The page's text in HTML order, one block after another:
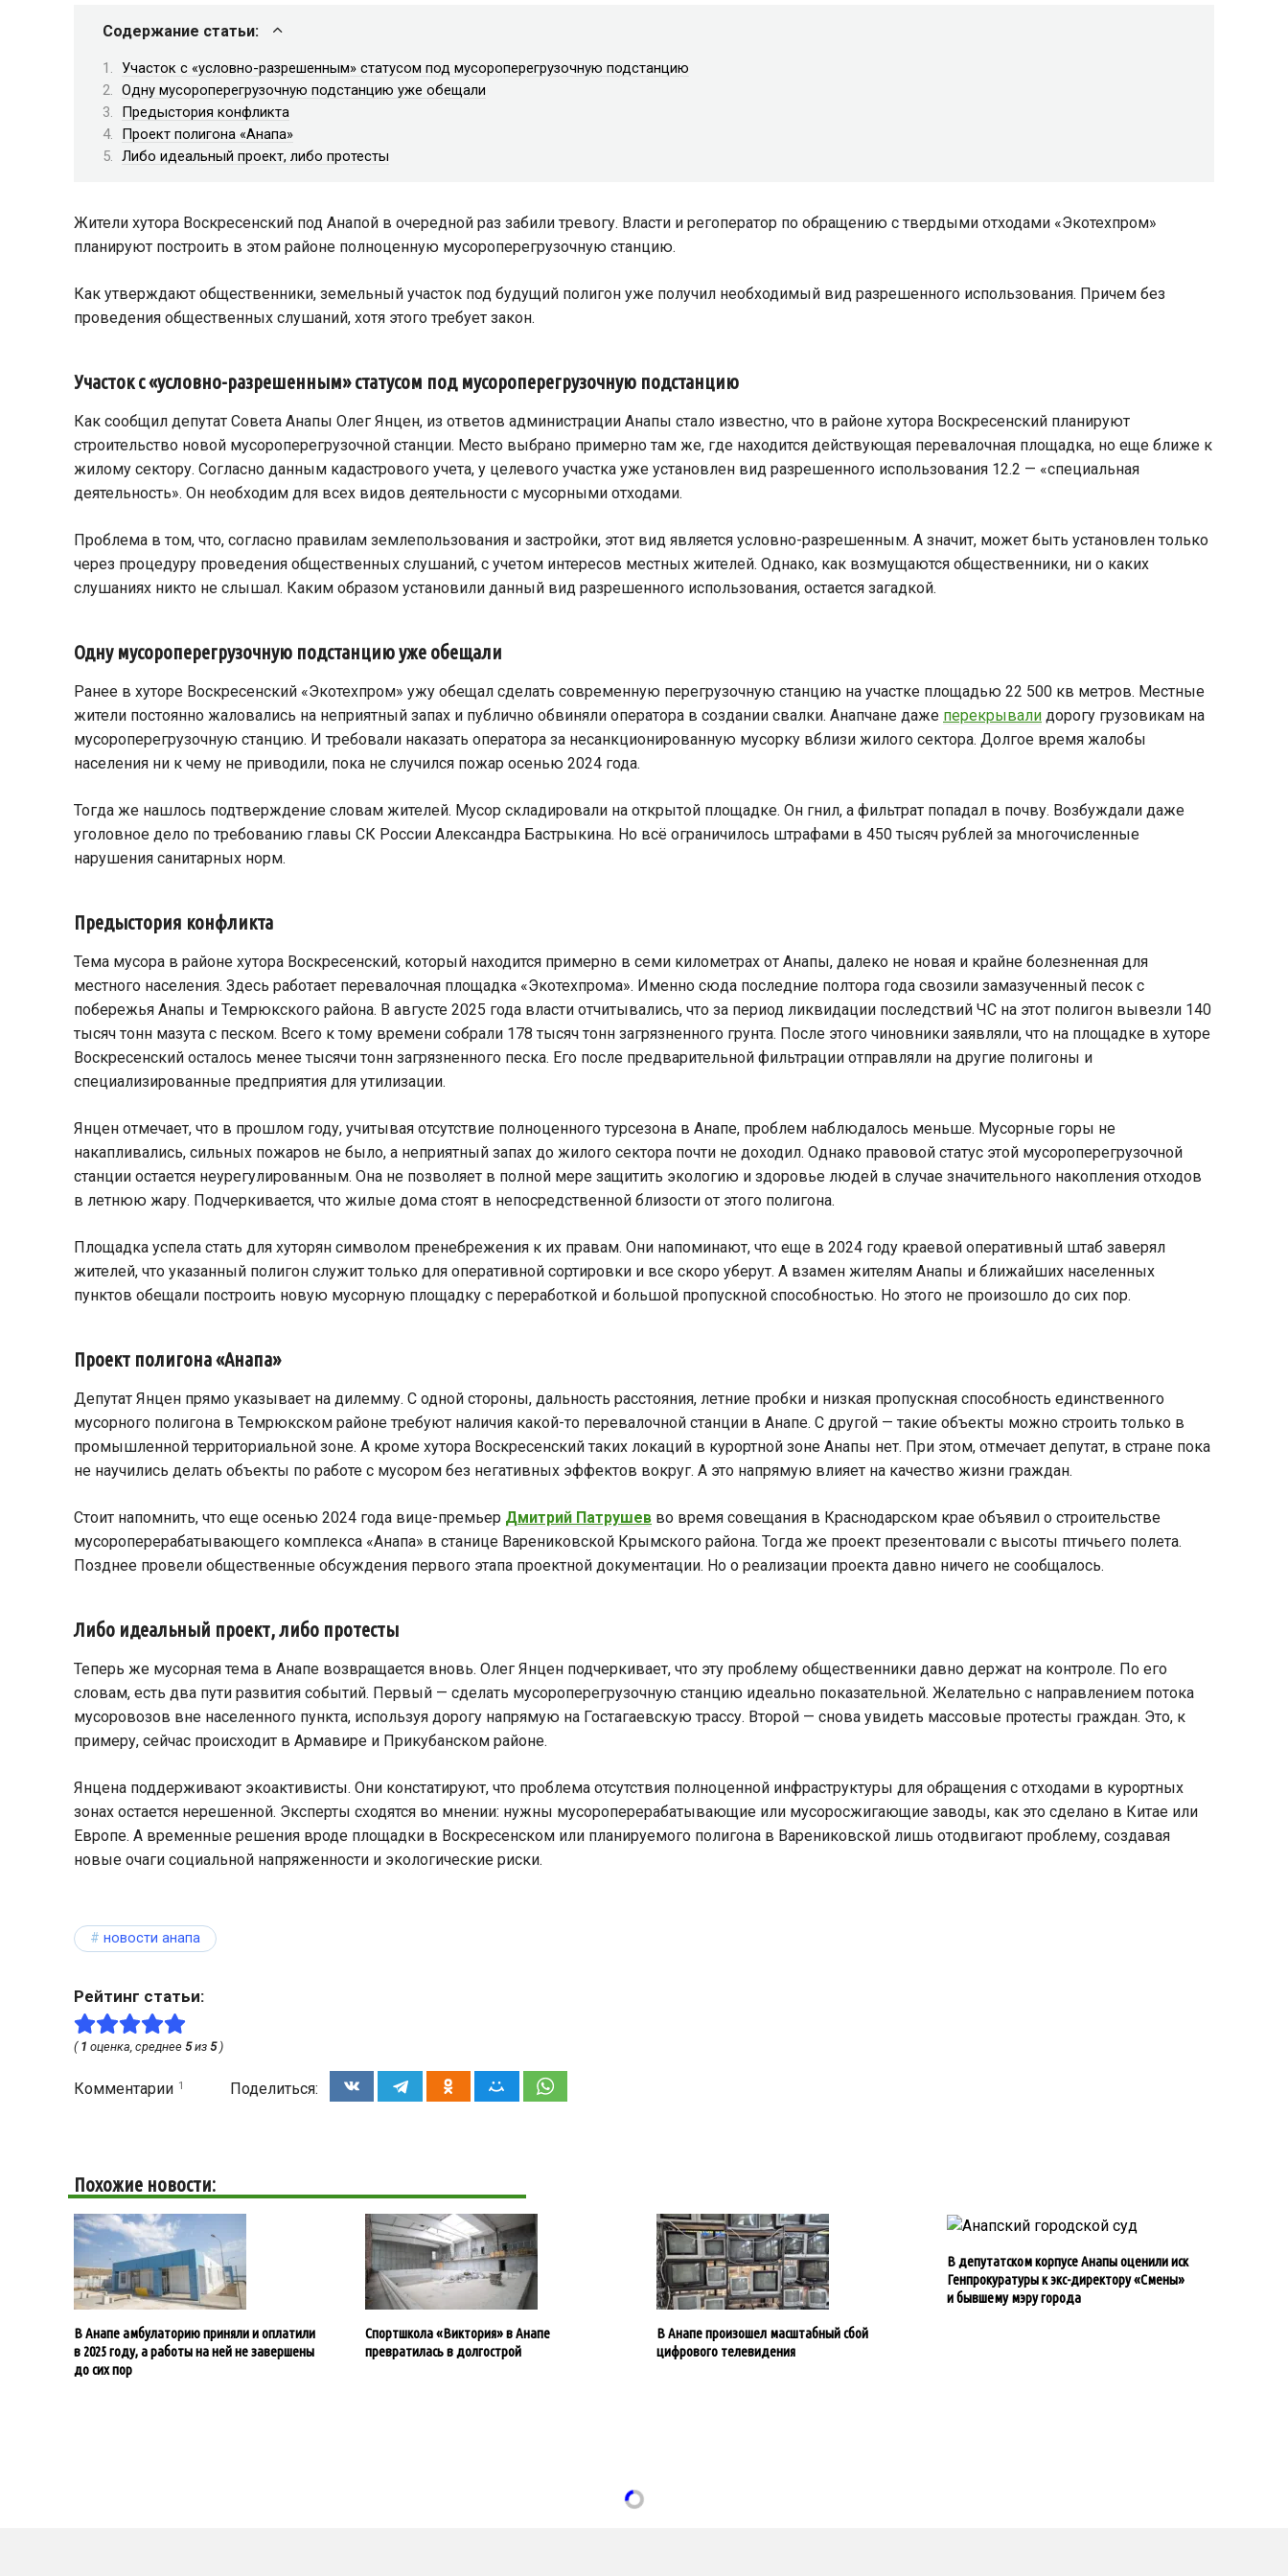
Содержание статьи:
Участок с «условно-разрешенным» статусом под мусороперегрузочную подстанцию
Одну мусороперегрузочную подстанцию уже обещали
Предыстория конфликта
Проект полигона «Анапа»
Либо идеальный проект, либо протесты
Жители хутора Воскресенский под Анапой в очередной раз забили тревогу. Власти и регоператор по обращению с твердыми отходами «Экотехпром»
планируют построить в этом районе полноценную мусороперегрузочную станцию.
Как утверждают общественники, земельный участок под будущий полигон уже получил необходимый вид разрешенного использования. Причем без
проведения общественных слушаний, хотя этого требует закон.
Участок с «условно-разрешенным» статусом под мусороперегрузочную подстанцию
Как сообщил депутат Совета Анапы Олег Янцен, из ответов администрации Анапы стало известно, что в районе хутора Воскресенский планируют
строительство новой мусороперегрузочной станции. Место выбрано примерно там же, где находится действующая перевалочная площадка, но еще ближе к
жилому сектору. Согласно данным кадастрового учета, у целевого участка уже установлен вид разрешенного использования 12.2 — «специальная
деятельность». Он необходим для всех видов деятельности с мусорными отходами.
Проблема в том, что, согласно правилам землепользования и застройки, этот вид является условно-разрешенным. А значит, может быть установлен только
через процедуру проведения общественных слушаний, с учетом интересов местных жителей. Однако, как возмущаются общественники, ни о каких
слушаниях никто не слышал. Каким образом установили данный вид разрешенного использования, остается загадкой.
Одну мусороперегрузочную подстанцию уже обещали
Ранее в хуторе Воскресенский «Экотехпром» ужу обещал сделать современную перегрузочную станцию на участке площадью 22 500 кв метров. Местные
жители постоянно жаловались на неприятный запах и публично обвиняли оператора в создании свалки. Анапчане даже перекрывали дорогу грузовикам на
мусороперегрузочную станцию. И требовали наказать оператора за несанкционированную мусорку вблизи жилого сектора. Долгое время жалобы
населения ни к чему не приводили, пока не случился пожар осенью 2024 года.
Тогда же нашлось подтверждение словам жителей. Мусор складировали на открытой площадке. Он гнил, а фильтрат попадал в почву. Возбуждали даже
уголовное дело по требованию главы СК России Александра Бастрыкина. Но всё ограничилось штрафами в 450 тысяч рублей за многочисленные
нарушения санитарных норм.
Предыстория конфликта
Тема мусора в районе хутора Воскресенский, который находится примерно в семи километрах от Анапы, далеко не новая и крайне болезненная для
местного населения. Здесь работает перевалочная площадка «Экотехпрома». Именно сюда последние полтора года свозили замазученный песок с
побережья Анапы и Темрюкского района. В августе 2025 года власти отчитывались, что за период ликвидации последствий ЧС на этот полигон вывезли 140
тысяч тонн мазута с песком. Всего к тому времени собрали 178 тысяч тонн загрязненного грунта. После этого чиновники заявляли, что на площадке в хуторе
Воскресенский осталось менее тысячи тонн загрязненного песка. Его после предварительной фильтрации отправляли на другие полигоны и
специализированные предприятия для утилизации.
Янцен отмечает, что в прошлом году, учитывая отсутствие полноценного турсезона в Анапе, проблем наблюдалось меньше. Мусорные горы не
накапливались, сильных пожаров не было, а неприятный запах до жилого сектора почти не доходил. Однако правовой статус этой мусороперегрузочной
станции остается неурегулированным. Она не позволяет в полной мере защитить экологию и здоровье людей в случае значительного накопления отходов
в летнюю жару. Подчеркивается, что жилые дома стоят в непосредственной близости от этого полигона.
Площадка успела стать для хуторян символом пренебрежения к их правам. Они напоминают, что еще в 2024 году краевой оперативный штаб заверял
жителей, что указанный полигон служит только для оперативной сортировки и все скоро уберут. А взамен жителям Анапы и ближайших населенных
пунктов обещали построить новую мусорную площадку с переработкой и большой пропускной способностью. Но этого не произошло до сих пор.
Проект полигона «Анапа»
Депутат Янцен прямо указывает на дилемму. С одной стороны, дальность расстояния, летние пробки и низкая пропускная способность единственного
мусорного полигона в Темрюкском районе требуют наличия какой-то перевалочной станции в Анапе. С другой — такие объекты можно строить только в
промышленной территориальной зоне. А кроме хутора Воскресенский таких локаций в курортной зоне Анапы нет. При этом, отмечает депутат, в стране пока
не научились делать объекты по работе с мусором без негативных эффектов вокруг. А это напрямую влияет на качество жизни граждан.
Стоит напомнить, что еще осенью 2024 года вице-премьер Дмитрий Патрушев во время совещания в Краснодарском крае объявил о строительстве
мусороперерабатывающего комплекса «Анапа» в станице Варениковской Крымского района. Тогда же проект презентовали с высоты птичьего полета.
Позднее провели общественные обсуждения первого этапа проектной документации. Но о реализации проекта давно ничего не сообщалось.
Либо идеальный проект, либо протесты
Теперь же мусорная тема в Анапе возвращается вновь. Олег Янцен подчеркивает, что эту проблему общественники давно держат на контроле. По его
словам, есть два пути развития событий. Первый — сделать мусороперегрузочную станцию идеально показательной. Желательно с направлением потока
мусоровозов вне населенного пункта, используя дорогу напрямую на Гостагаевскую трассу. Второй — снова увидеть массовые протесты граждан. Это, к
примеру, сейчас происходит в Армавире и Прикубанском районе.
Янцена поддерживают экоактивисты. Они констатируют, что проблема отсутствия полноценной инфраструктуры для обращения с отходами в курортных
зонах остается нерешенной. Эксперты сходятся во мнении: нужны мусороперерабатывающие или мусоросжигающие заводы, как это сделано в Китае или
Европе. А временные решения вроде площадки в Воскресенском или планируемого полигона в Варениковской лишь отодвигают проблему, создавая
новые очаги социальной напряженности и экологические риски.
новости анапа
Рейтинг статьи:
( 1 оценка, среднее 5из 5)
Комментарии 1 Поделиться:
Похожие новости:
В Анапе амбулаторию приняли и оплатили
в 2025 году, а работы на ней не завершены
до сих пор
Спортшкола «Виктория» в Анапе
превратилась в долгострой
В Анапе произошел масштабный сбой
цифрового телевидения
В депутатском корпусе Анапы оценили иск
Генпрокуратуры к экс-директору «Смены»
и бывшему мэру города